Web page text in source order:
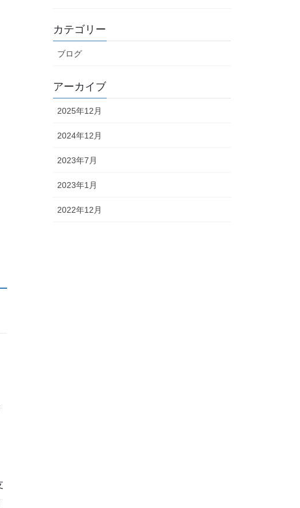
カテゴリー
ブログ
アーカイブ
2025年12月
2024年12月
2023年7月
2023年1月
2022年12月